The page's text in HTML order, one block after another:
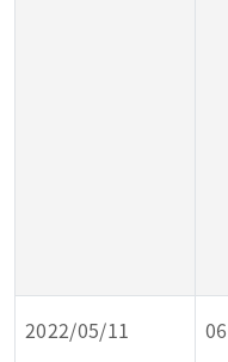
2022/05/11